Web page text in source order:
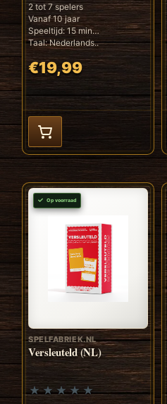
2 tot 7 spelers
Vanaf 10 jaar
Speeltijd: 15 min
Taal: Nederlands..
€19,99
Op voorraad
SPELFABRIEK.NL
Versleuteld (NL)